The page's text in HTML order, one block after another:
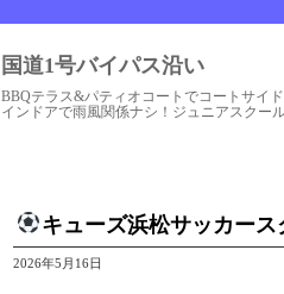
国道1号バイパス沿い
BBQテラス&パティオコートでコートサイ
インドアで雨風関係ナシ！ジュニアスクー
キューズ浜松サッカー
2026年5月16日